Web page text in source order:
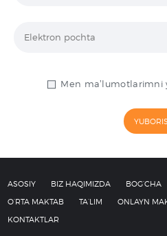
Men maʼlumotlarimni
ASOSIY BIZ HAQIMIZDA BOG’CHA
O’RTA MAKTAB
TA’LIM ONLAYN
KONTAKTLAR